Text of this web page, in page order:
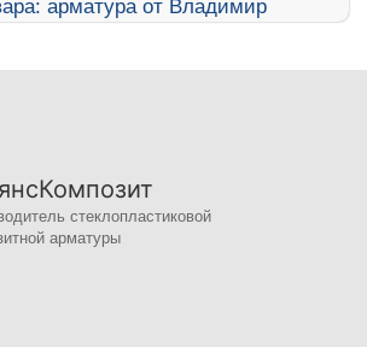
стеклопластиковой
арматуры